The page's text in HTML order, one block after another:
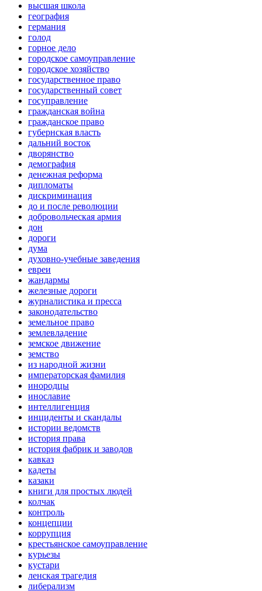
высшая школа
география
германия
голод
горное дело
городское самоуправление
городское хозяйство
государственное право
государственный совет
госуправление
гражданская война
гражданское право
губернская власть
дальний восток
дворянство
демография
денежная реформа
дипломаты
дискриминация
до и после революции
добровольческая армия
дон
дороги
дума
духовно-учебные заведения
евреи
жандармы
железные дороги
журналистика и пресса
законодательство
земельное право
землевладение
земское движение
земство
из народной жизни
императорская фамилия
инородцы
инославие
интеллигенция
инциденты и скандалы
истории ведомств
история права
история фабрик и заводов
кавказ
кадеты
казаки
книги для простых людей
колчак
контроль
концепции
коррупция
крестьянское самоуправление
курьезы
кустари
ленская трагедия
либерализм